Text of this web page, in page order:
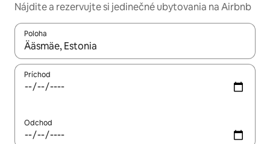
Nájdite a rezervujte si jedinečné ubytovania na Airbnb
Poloha
Keď budú výsledky k dispozícii, môžete si ich prechádzať
Príchod
Odchod